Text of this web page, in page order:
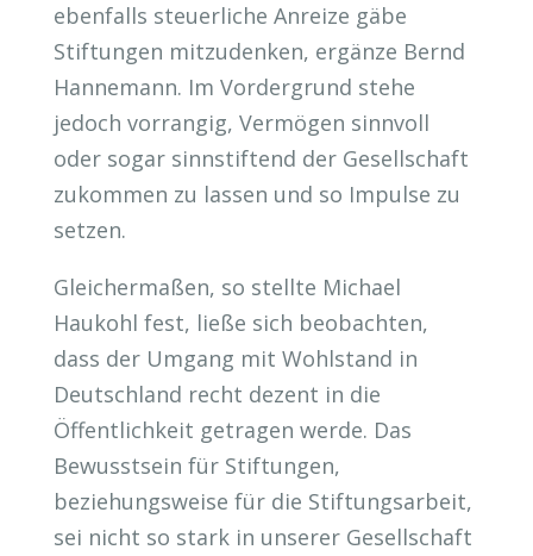
ebenfalls steuerliche Anreize gäbe
Stiftungen mitzudenken, ergänze Bernd
Hannemann. Im Vordergrund stehe
jedoch vorrangig, Vermögen sinnvoll
oder sogar sinnstiftend der Gesellschaft
zukommen zu lassen und so Impulse zu
setzen.
Gleichermaßen, so stellte Michael
Haukohl fest, ließe sich beobachten,
dass der Umgang mit Wohlstand in
Deutschland recht dezent in die
Öffentlichkeit getragen werde. Das
Bewusstsein für Stiftungen,
beziehungsweise für die Stiftungsarbeit,
sei nicht so stark in unserer Gesellschaft